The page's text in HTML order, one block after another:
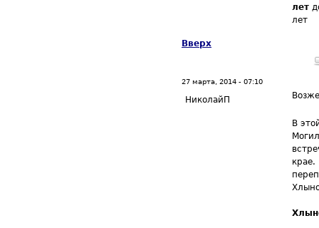
лет
лет
Вверх
27 марта, 2014 - 07:10
НиколайП
В
крае.